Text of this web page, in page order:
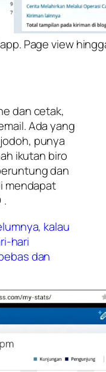
Page view
dan cetak,
Ada yang
punya
ikutan biro
dan
mendapat
.
kalau
hari
dan